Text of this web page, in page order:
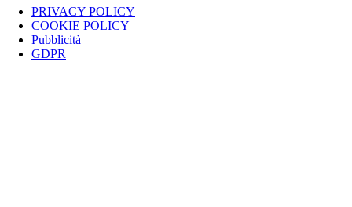
PRIVACY POLICY
COOKIE POLICY
Pubblicità
GDPR